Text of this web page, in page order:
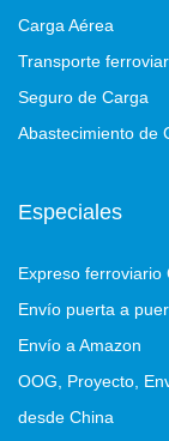
Carga Aérea
Transporte
Seguro de Carga
Abastecimiento de
Especiales
Expreso ferroviario
Envío puerta a
Envío a Amazon
OOG, Proyecto,
desde China